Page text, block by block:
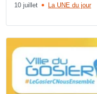
10 juillet La UNE du jour